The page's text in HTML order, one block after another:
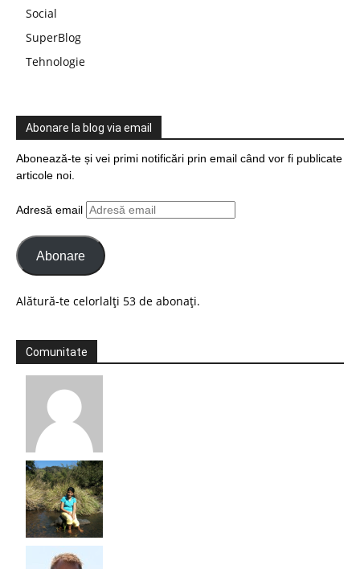
Social
SuperBlog
Tehnologie
Abonare la blog via email
Abonează-te și vei primi notificări prin email când vor fi publicate
articole noi.
Adresă email
Abonare
Alătură-te celorlalți 53 de abonați.
Comunitate